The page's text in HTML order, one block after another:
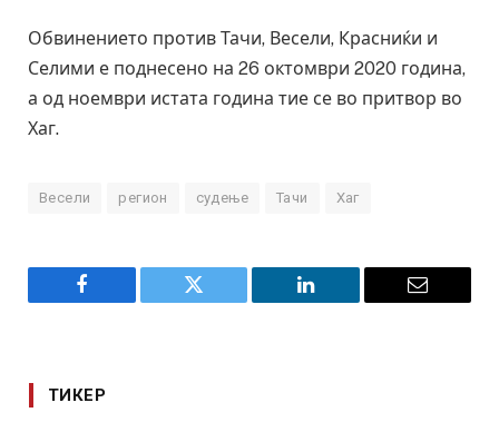
Обвинението против Тачи, Весели, Красниќи и
Селими е поднесено на 26 октомври 2020 година,
а од ноември истата година тие се во притвор во
Хаг.
Весели регион судење Тачи Хаг
Facebook Twitter LinkedIn Email
ТИКЕР